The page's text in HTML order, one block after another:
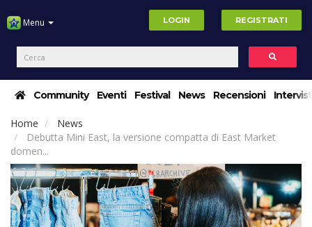
Menu LOGIN REGISTRATI
Community Eventi Festival News Recensioni
Home
News
Debutta Mini East, la versione compatta di East Market
domen...